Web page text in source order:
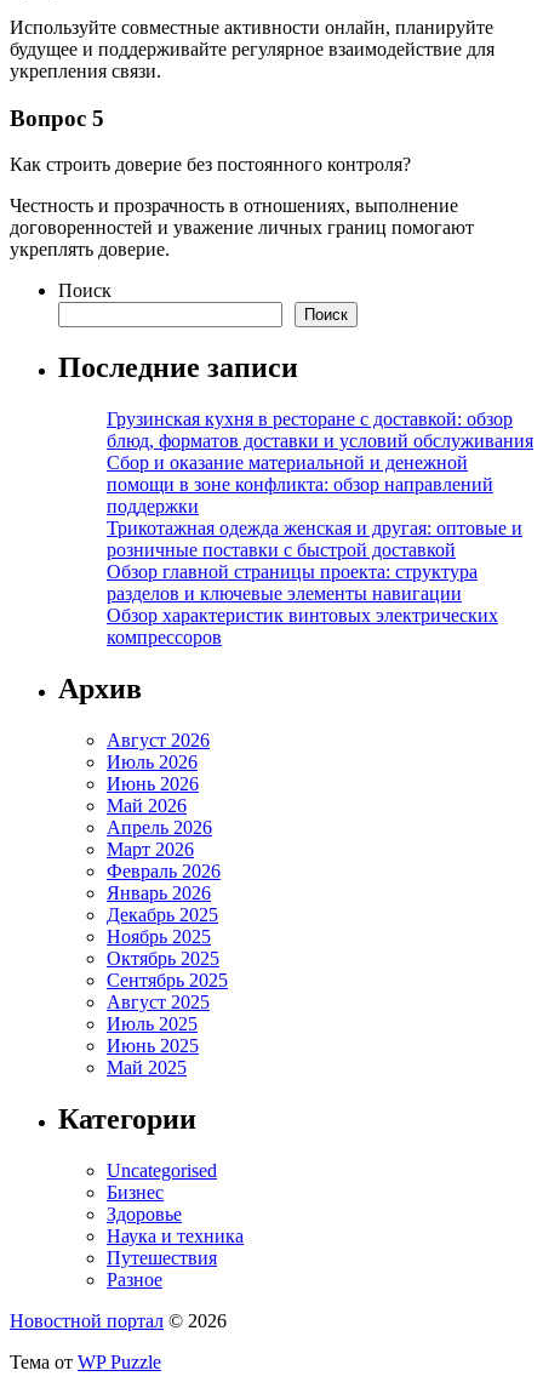
Используйте совместные активности онлайн, планируйте
будущее и поддерживайте регулярное взаимодействие для
укрепления связи.
Вопрос 5
Как строить доверие без постоянного контроля?
Честность и прозрачность в отношениях, выполнение
договоренностей и уважение личных границ помогают
укреплять доверие.
Поиск
Поиск
Последние записи
Грузинская кухня в ресторане с доставкой: обзор
блюд, форматов доставки и условий обслуживания
Сбор и оказание материальной и денежной
помощи в зоне конфликта: обзор направлений
поддержки
Трикотажная одежда женская и другая: оптовые и
розничные поставки с быстрой доставкой
Обзор главной страницы проекта: структура
разделов и ключевые элементы навигации
Обзор характеристик винтовых электрических
компрессоров
Архив
Август 2026
Июль 2026
Июнь 2026
Май 2026
Апрель 2026
Март 2026
Февраль 2026
Январь 2026
Декабрь 2025
Ноябрь 2025
Октябрь 2025
Сентябрь 2025
Август 2025
Июль 2025
Июнь 2025
Май 2025
Категории
Uncategorised
Бизнес
Здоровье
Наука и техника
Путешествия
Разное
Новостной портал © 2026
Тема от WP Puzzle